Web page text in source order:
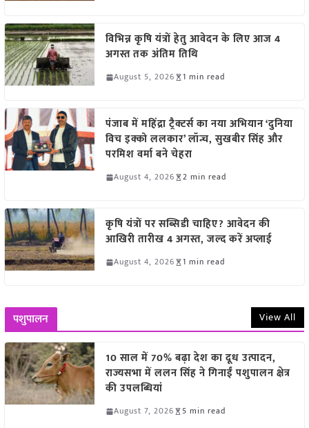
विभिन्न कृषि यंत्रों हेतु आवेदन के लिए आज 4
अगस्त तक अंतिम तिथि
August 5, 2026 1 min read
पंजाब में महिंद्रा ट्रैक्टर्स का नया अभियान ‘दुनिया
विच इक्को ललकार’ लॉन्च, सुखबीर सिंह और
परमिश वर्मा बने चेहरा
August 4, 2026 2 min read
कृषि यंत्रों पर सब्सिडी चाहिए? आवेदन की
आखिरी तारीख 4 अगस्त, जल्द करें अप्लाई
August 4, 2026 1 min read
पशुपालन View All
10 साल में 70% बढ़ा देश का दूध उत्पादन,
राज्यसभा में ललन सिंह ने गिनाईं पशुपालन क्षेत्र
की उपलब्धियां
August 7, 2026 5 min read